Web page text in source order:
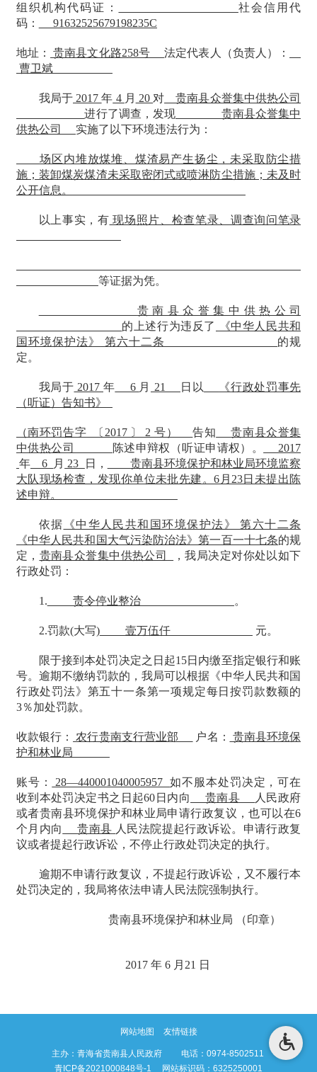
组织机构代码证：
社会信用代
码：
91632525679198235C
地址： 贵南县文化路258号法定代表人（负责人）：
曹卫斌
我局于 2017年 4 月 20 对
贵南县众誉集中供热公司
进行了调查，发现
贵南县众誉集中
供热公司
实施了以下环境违法行为：
场区内堆放煤堆、煤渣易产生扬尘，未采取防尘措
施；装卸煤炭煤渣未采取密闭式或喷淋防尘措施；未及时
公开信息。
以上事实，有 现场照片、检查笔录、调查询问笔录
等证据为凭。
贵南县众誉集中供热公司
的上述行为违反了
《中华人民共和
国环境保护法》
第六十二条
的规
定。
我局于 2017 年 6 月 21 日以
《行政处罚事先
（听证）告知书》
（南环罚告字 〔2017 〕 2 号）告知
贵南县众誉集
中供热公司
陈述申辩权（听证申请权）。
2017
年 6 月 23 日，
贵南县环境保护和林业局环境监察
大队现场检查，发现你单位未批先建。6月23日未提出陈
述申辩。
依据 《中华人民共和国环境保护法》
第六十二条
《中华人民共和国大气污染防治法》第一百一十七条的规
定， 贵南县众誉集中供热公司
，我局决定对你处以如下
行政处罚：
1. 责令停业整治 。
2.罚款(大写) 壹万伍仟 元。
限于接到本处罚决定之日起15日内缴至指定银行和账
号。逾期不缴纳罚款的，我局可以根据《中华人民共和国
行政处罚法》第五十一条第一项规定每日按罚款数额的
3％加处罚款。
收款银行： 农行贵南支行营业部 户名：
贵南县环境保
护和林业局
账号： 28—440001040005957如不服本处罚决定，可在
收到本处罚决定书之日起60日内向 贵南县
人民政府
或者贵南县环境保护和林业局申请行政复议，也可以在6
个月内向
贵南县 人民法院提起行政诉讼。申请行政复
议或者提起行政诉讼，不停止行政处罚决定的执行。
逾期不申请行政复议，不提起行政诉讼，又不履行本
处罚决定的，我局将依法申请人民法院强制执行。
贵南县环境保护和林业局 （印章）
2017 年 6 月21 日
网站地图 友情链接
主办：青海省贵南县人民政府 电话：0974-8502511
青ICP备2021000848号-1 网站标识码：6325250001